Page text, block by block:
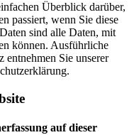
Überblick darüber,
passiert, wenn Sie diese
sind alle Daten, mit
können. Ausführliche
entnehmen Sie unserer
auf dieser